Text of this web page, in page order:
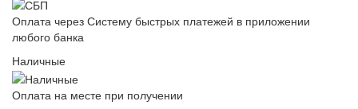
Оплата через Систему быстрых платежей в приложении
любого банка
Наличные
Оплата на месте при получении